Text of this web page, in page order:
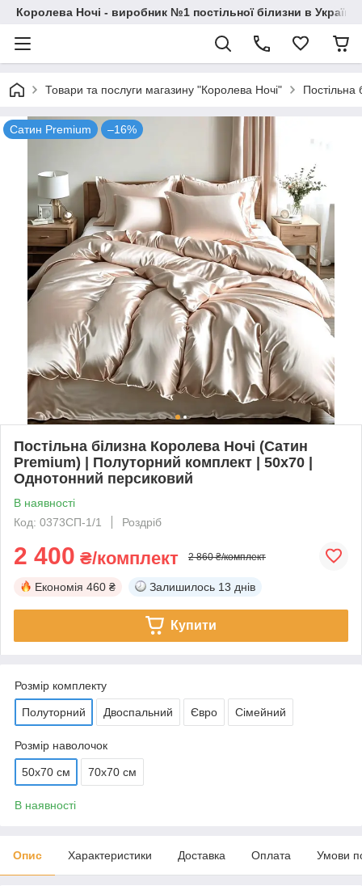
Королева Ночі - виробник №1 постільної білизни в Україні
Товари та послуги магазину "Королева Ночі" Постільна
Сатин Premium –16%
Постільна білизна Королева Ночі (Сатин
Premium) | Полуторний комплект | 50х70 |
Однотонний персиковий
В наявності
Код: 0373СП-1/1
Роздріб
2 400 ₴/комплект 2 860 ₴/комплект
Економія 460 ₴ Залишилось 13 днів
Купити
Розмір комплекту
Полуторний Двоспальний Євро Сімейний
Розмір наволочок
50х70 см 70х70 см
В наявності
Опис Характеристики Доставка Оплата Умови